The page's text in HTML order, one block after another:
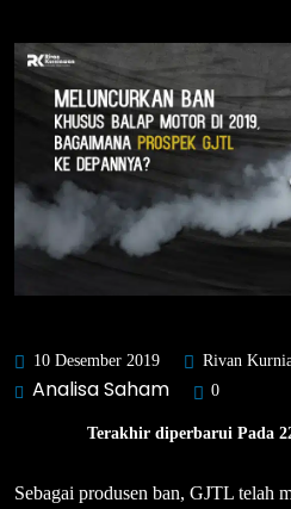
10 Desember 2019 Rivan
Analisa Saham 0
Terakhir diperbarui Pada
Sebagai produsen ban, GJTL telah